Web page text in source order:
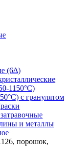
(6∆)
1150°С)
с гранулятом
и металлы
порошок,